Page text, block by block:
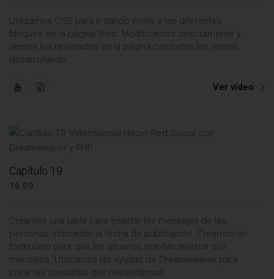
Utilizamos CSS para ir dando estilo a los diferentes
bloques de la página Web. Modificamos directamente y
vemos los resultados en la página conforme los vamos
desarrollando.
Ver vídeo
Capítulo 19
16:09
Creamos una tabla para insertar los mensajes de las
personas, indicando la fecha de publicación. Creamos un
formulario para que los usuarios puedan insertar sus
mensajes. Utilizamos las ayudas de Dreamweaver para
crear las consultas que necesitamos.